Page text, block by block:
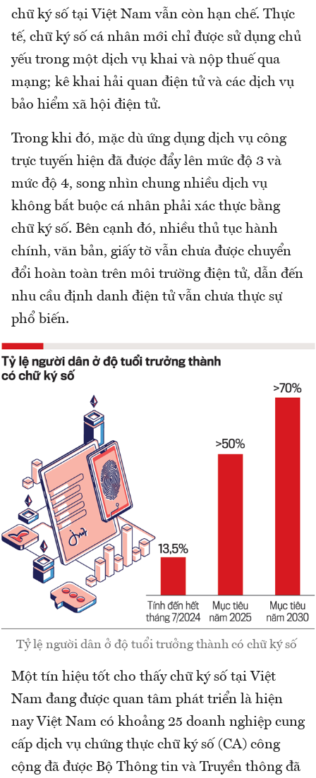
chữ ký số tại Việt Nam vẫn còn hạn chế. Thực
tế, chữ ký số cá nhân mới chỉ được sử dụng chủ
yếu trong một dịch vụ khai và nộp thuế qua
mạng; kê khai hải quan điện tử và các dịch vụ
bảo hiểm xã hội điện tử.
Trong khi đó, mặc dù ứng dụng dịch vụ công
trực tuyến hiện đã được đẩy lên mức độ 3 và
mức độ 4, song nhìn chung nhiều dịch vụ
không bắt buộc cá nhân phải xác thực bằng
chữ ký số. Bên cạnh đó, nhiều thủ tục hành
chính, văn bản, giấy tờ vẫn chưa được chuyển
đổi hoàn toàn trên môi trường điện tử, dẫn đến
nhu cầu định danh điện tử vẫn chưa thực sự
phổ biến.
Tỷ lệ người dân ở độ tuổi trưởng thành có chữ ký số
Một tín hiệu tốt cho thấy chữ ký số tại Việt
Nam đang được quan tâm phát triển là hiện
nay Việt Nam có khoảng 25 doanh nghiệp cung
cấp dịch vụ chứng thực chữ ký số (CA) công
cộng đã được Bộ Thông tin và Truyền thông đã